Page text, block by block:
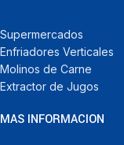
Supermercados
Enfriadores Verticales
Molinos de Carne
Extractor de Jugos
MAS INFORMACION